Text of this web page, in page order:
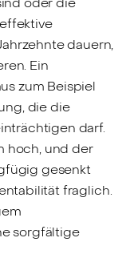
dauern,
Ein
zum Beispiel
die die
darf.
hoch, und der
gesenkt
fraglich.
sorgfältige